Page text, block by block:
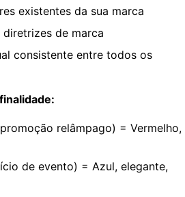
existentes da sua marca
de marca
consistente entre todos os
relâmpago) = Vermelho,
de evento) = Azul, elegante,